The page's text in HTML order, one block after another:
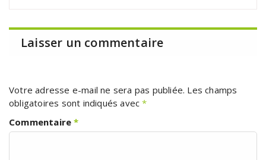
Laisser un commentaire
Votre adresse e-mail ne sera pas publiée. Les champs
obligatoires sont indiqués avec*
Commentaire*